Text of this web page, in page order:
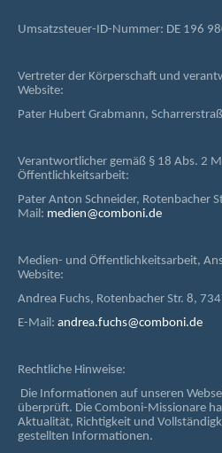
Umsatzsteuer-ID-Nummer: DE 196
Vertreter der Körperschaft und
Website:
Pater Hubert Grabmann,
Verantwortlicher gemäß § 18 Abs. 2
Öffentlichkeitsarbeit:
Pater Anton Schneider, Rotenbacher
Mail: medien@comboni.de
Medien- und Öffentlichkeitsarbeit,
Website:
Andrea Fuchs, Rotenbacher Str. 8,
E-Mail: andrea.fuchs@comboni.de
Rechtliche Hinweise:
Die Informationen auf unseren
überprüft. Die Comboni-Missionare
Aktualität, Richtigkeit und
gestellten Informationen.